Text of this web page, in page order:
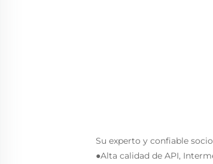
Su experto y confiable
●Alta calidad de API,